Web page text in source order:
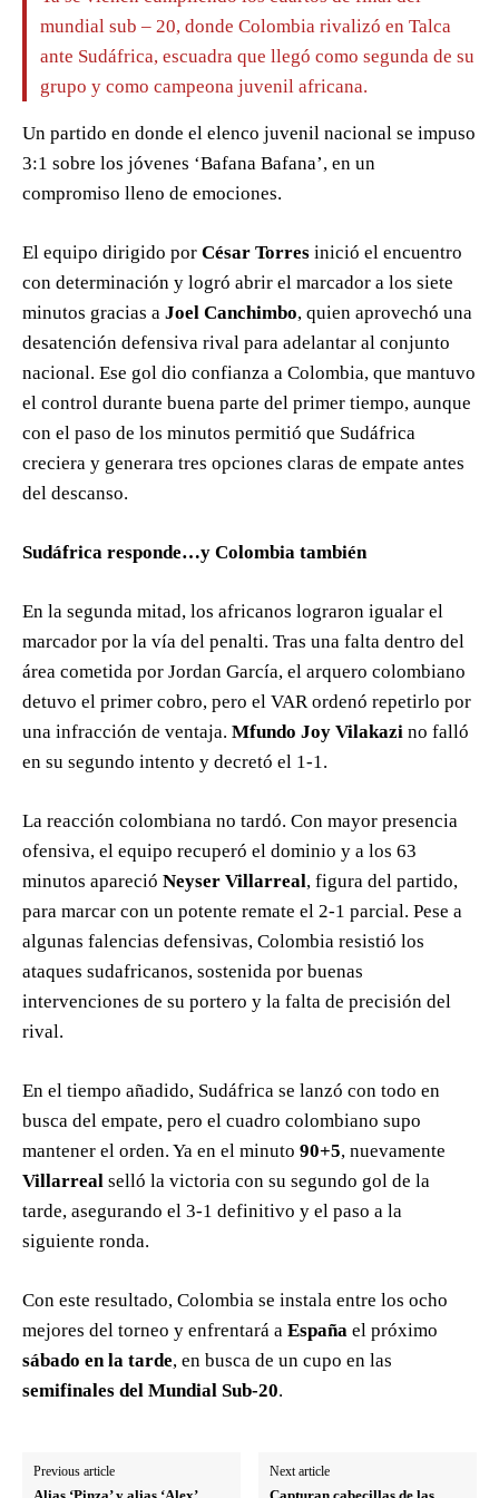
mundial sub – 20, donde Colombia rivalizó en Talca
ante Sudáfrica, escuadra que llegó como segunda de su
grupo y como campeona juvenil africana.
Un partido en donde el elenco juvenil nacional se impuso
3:1 sobre los jóvenes ‘Bafana Bafana’, en un
compromiso lleno de emociones.
El equipo dirigido por César Torres inició el encuentro
con determinación y logró abrir el marcador a los siete
minutos gracias a Joel Canchimbo, quien aprovechó una
desatención defensiva rival para adelantar al conjunto
nacional. Ese gol dio confianza a Colombia, que mantuvo
el control durante buena parte del primer tiempo, aunque
con el paso de los minutos permitió que Sudáfrica
creciera y generara tres opciones claras de empate antes
del descanso.
Sudáfrica responde…y Colombia también
En la segunda mitad, los africanos lograron igualar el
marcador por la vía del penalti. Tras una falta dentro del
área cometida por Jordan García, el arquero colombiano
detuvo el primer cobro, pero el VAR ordenó repetirlo por
una infracción de ventaja. Mfundo Joy Vilakazi no falló
en su segundo intento y decretó el 1-1.
La reacción colombiana no tardó. Con mayor presencia
ofensiva, el equipo recuperó el dominio y a los 63
minutos apareció Neyser Villarreal, figura del partido,
para marcar con un potente remate el 2-1 parcial. Pese a
algunas falencias defensivas, Colombia resistió los
ataques sudafricanos, sostenida por buenas
intervenciones de su portero y la falta de precisión del
rival.
En el tiempo añadido, Sudáfrica se lanzó con todo en
busca del empate, pero el cuadro colombiano supo
mantener el orden. Ya en el minuto 90+5, nuevamente
Villarreal selló la victoria con su segundo gol de la
tarde, asegurando el 3-1 definitivo y el paso a la
siguiente ronda.
Con este resultado, Colombia se instala entre los ocho
mejores del torneo y enfrentará a España el próximo
sábado en la tarde, en busca de un cupo en las
semifinales del Mundial Sub-20.
Previous article Next article